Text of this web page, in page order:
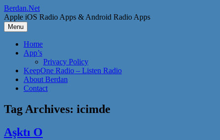
Skip
to
content
Berdan.Net
Apple iOS Radio Apps & Android Radio Apps
Menu
Home
App’s
Privacy Policy
KeepOne Radio – Listen Radio
About Berdan
Contact
Tag Archives: icimde
Aşktı O